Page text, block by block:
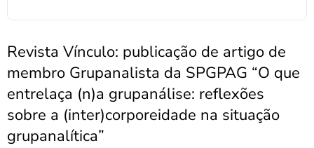
Revista Vínculo: publicação de artigo de
membro Grupanalista da SPGPAG “O que
entrelaça (n)a grupanálise: reflexões
sobre a (inter)corporeidade na situação
grupanalítica”